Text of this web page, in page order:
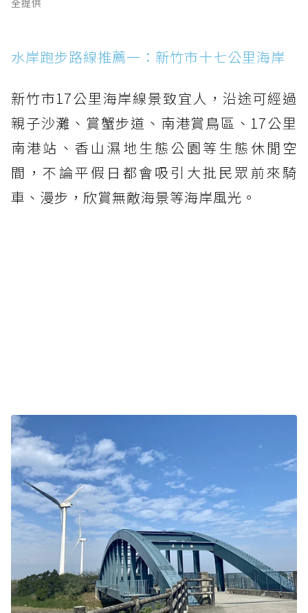
全提供
水岸跑步路線推薦一：新竹市十七公里海岸
新竹市17公里海岸線景致宜人，沿途可經過
親子沙灘、賞蟹步道、南港賞鳥區、17公里
南港站、香山濕地生態公園等生態休閒空
間，不論平假日都會吸引大批民眾前來騎
車、漫步，欣賞無敵海景等海岸風光。